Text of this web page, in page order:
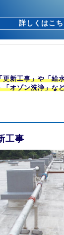
詳しくはこち
更新工事」や「給
「オゾン洗浄」な
工事